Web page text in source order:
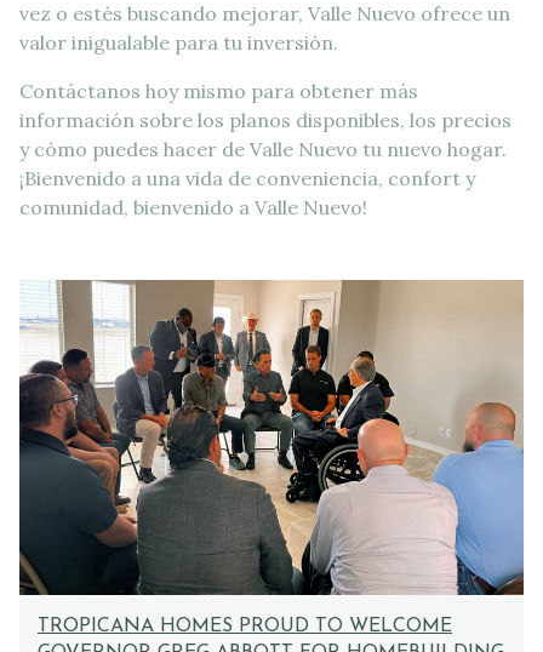
vez o estés buscando mejorar, Valle Nuevo ofrece un
valor inigualable para tu inversión.
Contáctanos hoy mismo para obtener más
información sobre los planos disponibles, los precios
y cómo puedes hacer de Valle Nuevo tu nuevo hogar.
¡Bienvenido a una vida de conveniencia, confort y
comunidad, bienvenido a Valle Nuevo!
TROPICANA HOMES PROUD TO WELCOME